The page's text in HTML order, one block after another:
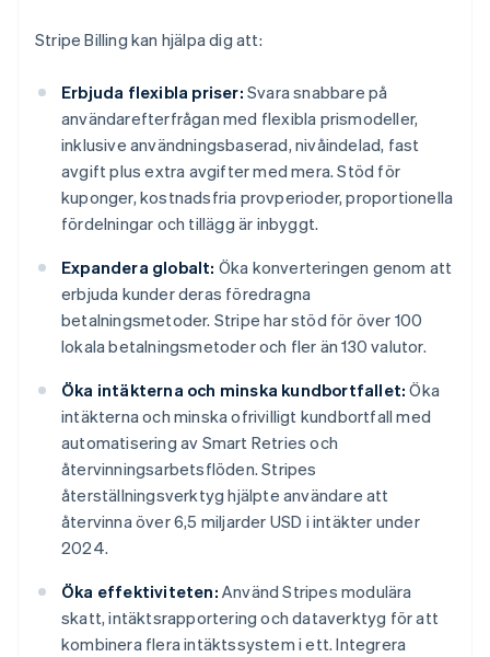
Stripe Billing kan hjälpa dig att:
Erbjuda flexibla priser: Svara snabbare på
användarefterfrågan med flexibla prismodeller,
inklusive användningsbaserad, nivåindelad, fast
avgift plus extra avgifter med mera. Stöd för
kuponger, kostnadsfria provperioder, proportionella
fördelningar och tillägg är inbyggt.
Expandera globalt: Öka konverteringen genom att
erbjuda kunder deras föredragna
betalningsmetoder. Stripe har stöd för över 100
lokala betalningsmetoder och fler än 130 valutor.
Öka intäkterna och minska kundbortfallet: Öka
intäkterna och minska ofrivilligt kundbortfall med
automatisering av Smart Retries och
återvinningsarbetsflöden. Stripes
återställningsverktyg hjälpte användare att
återvinna över 6,5 miljarder USD i intäkter under
2024.
Öka effektiviteten: Använd Stripes modulära
skatt, intäktsrapportering och dataverktyg för att
kombinera flera intäktssystem i ett. Integrera